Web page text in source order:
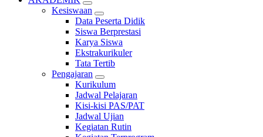
Kesiswaan
Data Peserta Didik
Siswa Berprestasi
Karya Siswa
Ekstrakurikuler
Tata Tertib
Pengajaran
Kurikulum
Jadwal Pelajaran
Kisi-kisi PAS/PAT
Jadwal Ujian
Kegiatan Rutin